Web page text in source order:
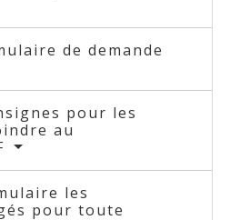
de demande
pour les
au
les
pour toute